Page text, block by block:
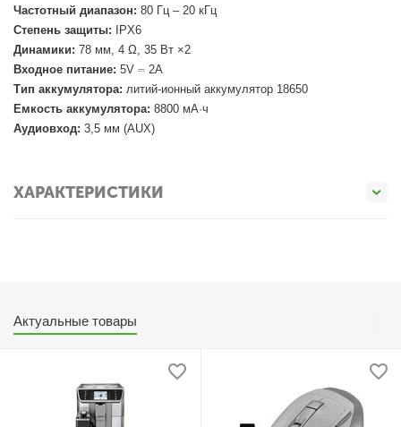
Частотный диапазон: 80 Гц – 20 кГц
Степень защиты: IPX6
Динамики: 78 мм, 4 Ω, 35 Вт ×2
Входное питание: 5V ⎓ 2A
Тип аккумулятора: литий-ионный аккумулятор 18650
Емкость аккумулятора: 8800 мА·ч
Аудиовход: 3,5 мм (AUX)
ХАРАКТЕРИСТИКИ
Актуальные товары